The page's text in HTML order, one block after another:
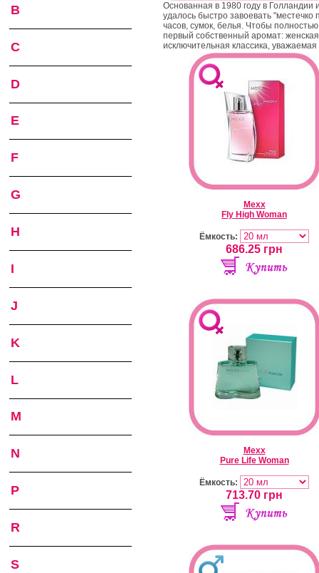
B
C
D
E
F
G
H
I
J
K
L
M
N
P
R
S
Основанная в 1980 году в
удалось быстро завоевать
часов, сумок, белья. Чтобы
первый собственный аромат:
исключительная классика,
Mexx
Fly High Woman
Ёмкость:
686.25 грн
Mexx
Pure Life Woman
Ёмкость:
713.70 грн